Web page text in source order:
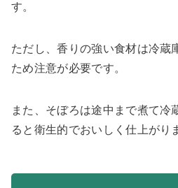
す。
ただし、香りの強い食材は冷蔵
ため注意が必要です。
また、そぼろは途中まで煮て冷
ると衛生的でおいしく仕上がり